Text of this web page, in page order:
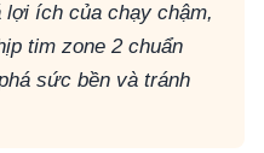
lợi ích của chạy chậm,
tim zone 2 chuẩn
sức bền và tránh